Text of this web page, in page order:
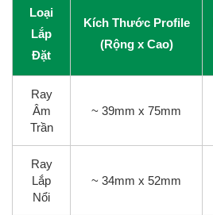
Loại
Lắp
Đặt
Kích Thước Profile
(Rộng x Cao)
Ray
Âm
Trần
~ 39mm x 75mm
Ray
Lắp
Nổi
~ 34mm x 52mm